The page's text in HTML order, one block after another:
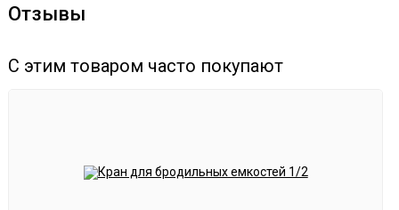
Отзывы
С этим товаром часто покупают